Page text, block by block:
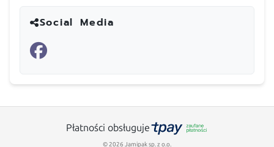
Social Media
Płatności obsługuje
© 2026 Jamipak sp. z o.o.